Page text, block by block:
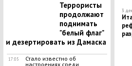
Террористы
продолжают
поднимать
"белый флаг"
и дезертировать из Дамаска
17:05
Стало известно об
настроениях среди
3